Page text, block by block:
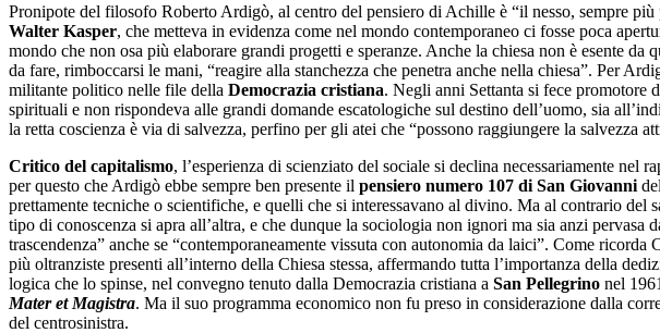
Pronipote del filosofo Roberto Ardigò, al centro del pensiero di Achille è “il nesso, sempre
Walter Kasper, che metteva in evidenza come nel mondo contemporaneo ci fosse poca
mondo che non osa più elaborare grandi progetti e speranze. Anche la chiesa non è esente
da fare, rimboccarsi le mani, “reagire alla stanchezza che penetra anche nella chiesa”. Per
militante politico nelle file della Democrazia cristiana. Negli anni Settanta si fece promotore
spirituali e non rispondeva alle grandi domande escatologiche sul destino dell’uomo, sia
la retta coscienza è via di salvezza, perfino per gli atei che “possono raggiungere la salvezza
Critico del capitalismo, l’esperienza di scienziato del sociale si declina necessariamente
per questo che Ardigò ebbe sempre ben presente il pensiero numero 107 di San Giovanni
prettamente tecniche o scientifiche, e quelli che si interessavano al divino. Ma al contrario
tipo di conoscenza si apra all’altra, e che dunque la sociologia non ignori ma sia anzi
trascendenza” anche se “contemporaneamente vissuta con autonomia da laici”. Come
più oltranziste presenti all’interno della Chiesa stessa, affermando tutta l’importanza della
logica che lo spinse, nel convegno tenuto dalla Democrazia cristiana a San Pellegrino nel
Mater et Magistra. Ma il suo programma economico non fu preso in considerazione dalla
del centrosinistra.